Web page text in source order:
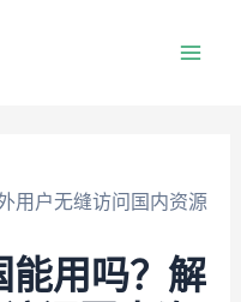
用户无缝访问国内资源
能用吗？解